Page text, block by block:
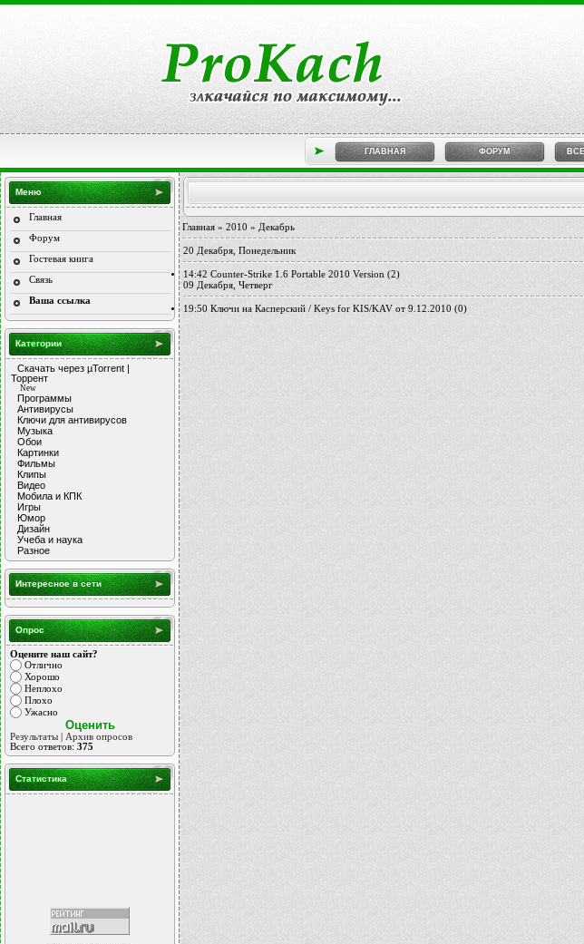
ГЛАВНАЯ ФОРУМ
Меню
Главная
Форум
Гостевая книга
Связь
Ваша ссылка
Категории
Скачать через µTorrent |
Торрент
New
Программы
Антивирусы
Ключи для антивирусов
Музыка
Обои
Картинки
Фильмы
Клипы
Видео
Мобила и КПК
Игры
Юмор
Дизайн
Учеба и наука
Разное
Интересное в сети
Опрос
Оцените наш сайт?
Отлично
Хорошо
Неплохо
Плохо
Ужасно
Результаты
Архив опросов
Всего ответов: 375
Статистика
Главная » 2010 » Декабрь
20 Декабря, Понедельник
14:42 Counter-Strike 1.6 Portable 2010 Version (2)
09 Декабря, Четверг
19:50 Ключи на Касперский / Keys for KIS/KAV от 9.12.2010 (0)